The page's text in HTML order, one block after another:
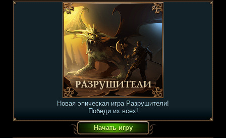
Новая эпическая игра Разрушители!
Победи их всех!